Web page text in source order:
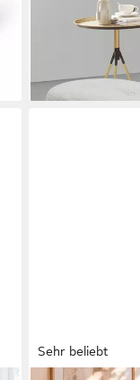
lieferbar - in 1-2
Sehr beliebt